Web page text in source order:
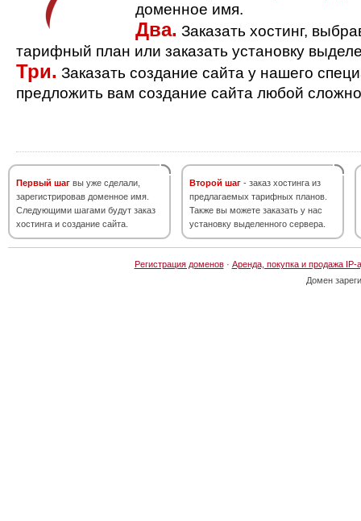
доменное имя.
Два. Заказать хостинг,
тарифный план или заказать установку
Три. Заказать создание сайта у нашего
предложить вам создание сайта любой
Первый шаг вы уже сделали,
зарегистрировав доменное имя.
Следующими шагами будут заказ
хостинга и создание сайта.
Второй шаг - заказ хостинга из
предлагаемых тарифных планов.
Также вы можете заказать у нас
установку выделенного сервера.
Регистрация доменов· Аренда, покупка и продажа IP-
Домен